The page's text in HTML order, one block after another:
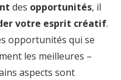
des opportunités, il
votre esprit créatif.
opportunités qui se
les meilleures –
aspects sont